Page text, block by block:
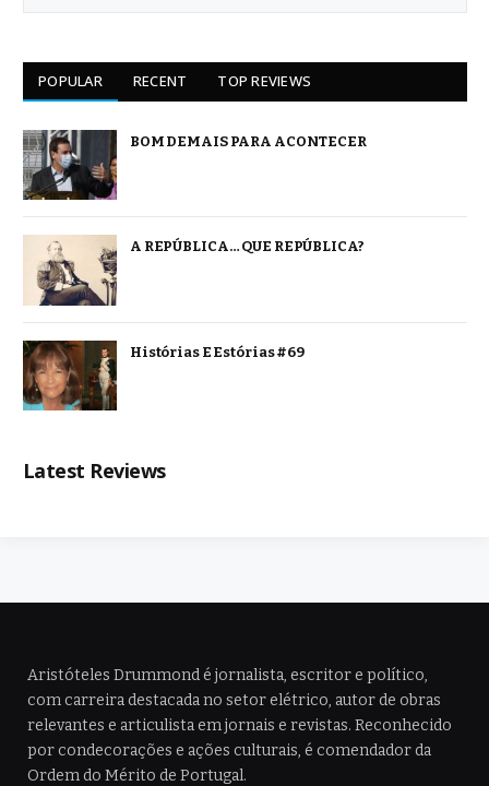
POPULAR RECENT TOP REVIEWS
BOM DEMAIS PARA ACONTECER
A REPÚBLICA… QUE REPÚBLICA?
Histórias E Estórias #69
Latest Reviews
Aristóteles Drummond é jornalista, escritor e político,
com carreira destacada no setor elétrico, autor de obras
relevantes e articulista em jornais e revistas. Reconhecido
por condecorações e ações culturais, é comendador da
Ordem do Mérito de Portugal.